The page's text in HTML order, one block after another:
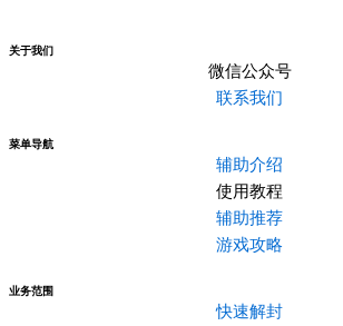
关于我们
微信公众号
联系我们
菜单导航
辅助介绍
使用教程
辅助推荐
游戏攻略
业务范围
快速解封